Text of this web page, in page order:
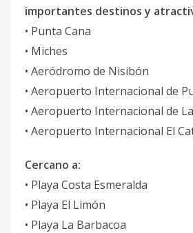
importantes destinos y
• Punta Cana
• Miches
• Aeródromo de Nisibón
• Aeropuerto Internacional de
• Aeropuerto Internacional de
• Aeropuerto Internacional El
Cercano a:
• Playa Costa Esmeralda
• Playa El Limón
• Playa La Barbacoa